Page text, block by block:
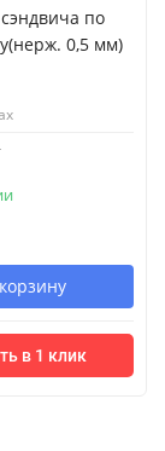
по
0,5 мм)
в 1 клик